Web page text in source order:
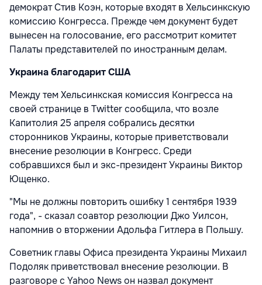
демократ Стив Коэн, которые входят в Хельсинкскую
комиссию Конгресса. Прежде чем документ будет
вынесен на голосование, его рассмотрит комитет
Палаты представителей по иностранным делам.
Украина благодарит США
Между тем Хельсинкская комиссия Конгресса на
своей странице в Twitter сообщила, что возле
Капитолия 25 апреля собрались десятки
сторонников Украины, которые приветствовали
внесение резолюции в Конгресс. Среди
собравшихся был и экс-президент Украины Виктор
Ющенко.
"Мы не должны повторить ошибку 1 сентября 1939
года", - сказал соавтор резолюции Джо Уилсон,
напомнив о вторжении Адольфа Гитлера в Польшу.
Советник главы Офиса президента Украины Михаил
Подоляк приветствовал внесение резолюции. В
разговоре с Yahoo News он назвал документ